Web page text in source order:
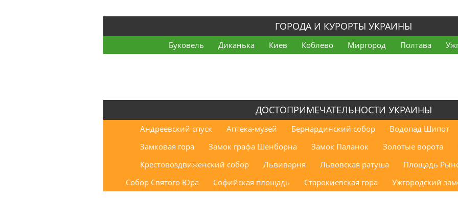
ГОРОДА И КУРОРТЫ УКРАИНЫ
Буковель Диканька Киев Коблево Миргород Полтава
ДОСТОПРИМЕЧАТЕЛЬНОСТИ УКРАИНЫ
Андреевский спуск Аптека-музей Бернардинский собор Водопад Шипот
Замковая гора
Замок графа Шенборна Замок Паланок Золотые ворота
Крестовоздвиженский собор
Львиварня Львовская ратуша Площадь
Собор Святого Юра
Софийская площадь Старокиевская гора Ужгородский